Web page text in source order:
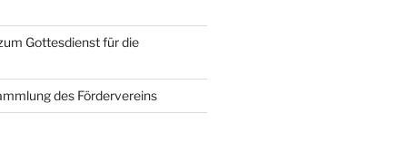
Gottesdienst für die
des Fördervereins